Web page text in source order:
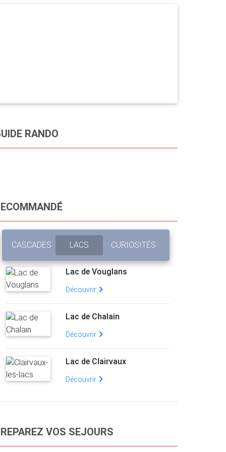
RANDO
CASCADES LACS CURIOSITÉS
Lac de Vouglans
Découvrir
Lac de Chalain
Découvrir
Lac de Clairvaux
Découvrir
VOS SEJOURS